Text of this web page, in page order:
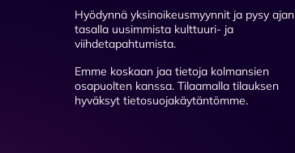
Hyödynnä yksinoikeusmyynnit ja pysy ajan
tasalla uusimmista kulttuuri- ja
viihdetapahtumista.
Emme koskaan jaa tietoja kolmansien
osapuolten kanssa. Tilaamalla tilauksen
hyväksyt tietosuojakäytäntömme.